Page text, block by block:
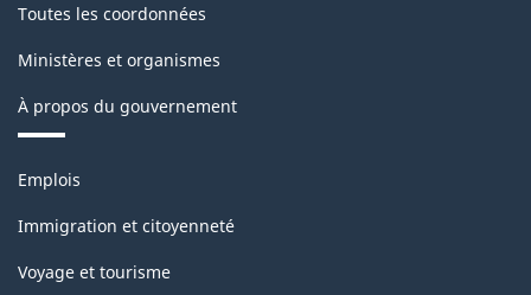
Toutes les coordonnées
Ministères et organismes
À propos du gouvernement
Thèmes
sujets
Emplois
Immigration et citoyenneté
Voyage et tourisme